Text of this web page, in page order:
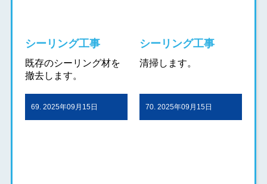
シーリング工事
既存のシーリング材を
撤去します。
シーリング工事
清掃します。
69. 2025年09月15日 70. 2025年09月15日